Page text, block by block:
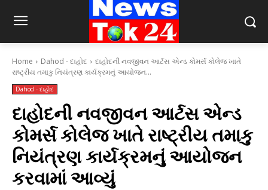
Home Dahod - દાહોદ
દાહોદની નવજીવન આર્ટસ એન્ડ કોમર્સ કોલેજ ખાતે
રાષ્ટ્રીય તમાકુ નિયંત્રણ કાર્યક્રમનું આયોજન...
Dahod - દાહોદ
દાહોદની નવજીવન આર્ટસ એન્ડ
કોમર્સ કોલેજ ખાતે રાષ્ટ્રીય તમાકુ
નિયંત્રણ કાર્યક્રમનું આયોજન
કરવામાં આવ્યું